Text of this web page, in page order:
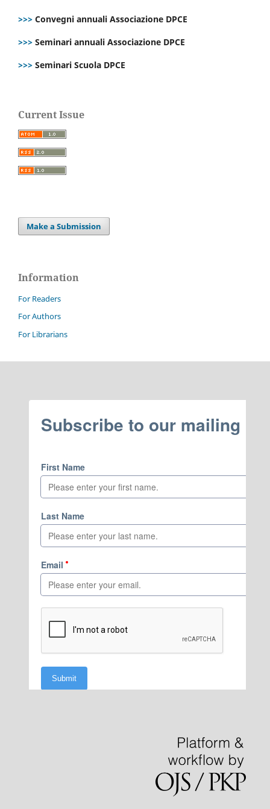
>>> Convegni annuali Associazione DPCE
>>> Seminari annuali Associazione DPCE
>>> Seminari Scuola DPCE
Current Issue
Make a Submission
Information
For Readers
For Authors
For Librarians